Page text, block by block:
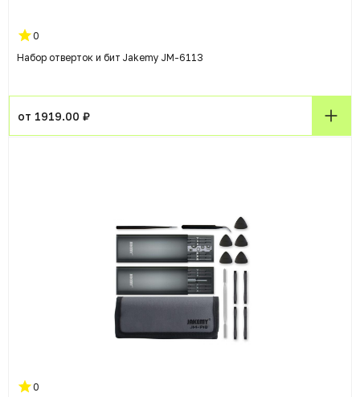
0
Набор отверток и бит Jakemy JM-6113
от 1919.00 ₽
0